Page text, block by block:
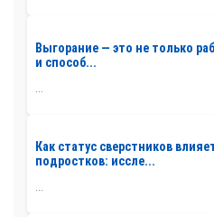
Выгорание — это не только
и способ...
Как статус сверстников
подростков: иссле...
...